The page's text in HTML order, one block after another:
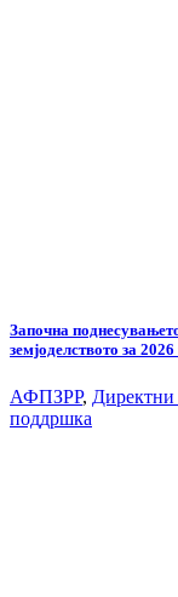
Започна
земјоделството за
АФПЗРР,
поддршка